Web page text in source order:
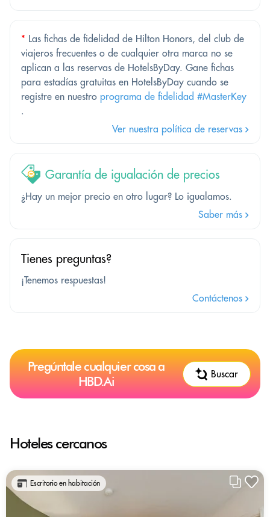
* Las fichas de fidelidad de Hilton Honors, del club de
viajeros frecuentes o de cualquier otra marca no se
aplican a las reservas de HotelsByDay. Gane fichas
para estadías gratuitas en HotelsByDay cuando se
registre en nuestro programa de fidelidad #MasterKey
.
Ver nuestra política de reservas
Garantía de igualación de precios
¿Hay un mejor precio en otro lugar? Lo igualamos.
Saber más
Tienes preguntas?
¡Tenemos respuestas!
Contáctenos
Pregúntale cualquier cosa a
HBD.Ai
Buscar
Hoteles cercanos
Escritorio en habitación